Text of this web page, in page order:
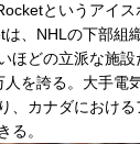
というアイ
、NHLの下部組
ほどの立派な施
を誇る。大手電
、カナダにおけ
る。